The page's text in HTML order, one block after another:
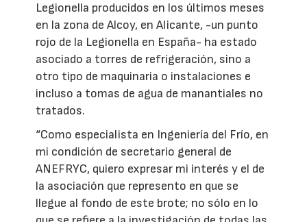
Legionella producidos en los últimos meses
en la zona de Alcoy, en Alicante, -un punto
rojo de la Legionella en España- ha estado
asociado a torres de refrigeración, sino a
otro tipo de maquinaria o instalaciones e
incluso a tomas de agua de manantiales no
tratados.
“Como especialista en Ingeniería del Frío, en
mi condición de secretario general de
ANEFRYC, quiero expresar mi interés y el de
la asociación que represento en que se
llegue al fondo de este brote; no sólo en lo